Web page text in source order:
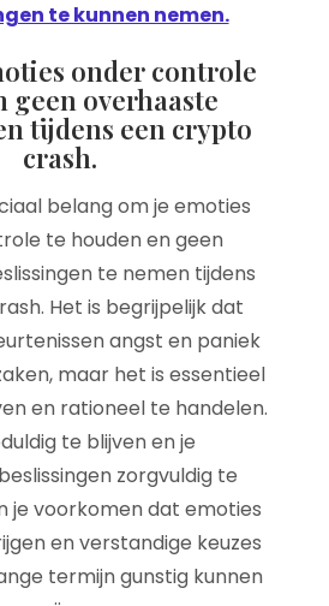
te kunnen nemen.
onder controle
geen overhaaste
tijdens een crypto
crash.
belang om je emoties
te houden en geen
te nemen tijdens
Het is begrijpelijk dat
angst en paniek
maar het is essentieel
en rationeel te handelen.
te blijven en je
zorgvuldig te
je voorkomen dat emoties
en verstandige keuzes
termijn gunstig kunnen